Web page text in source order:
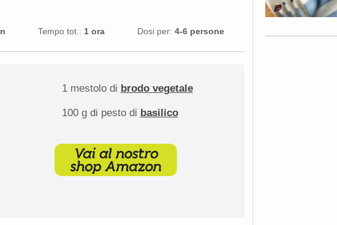
Tempo tot.: 1 ora Dosi per: 4-6 persone
1mestolo di brodo vegetale
100 gdi pesto di basilico